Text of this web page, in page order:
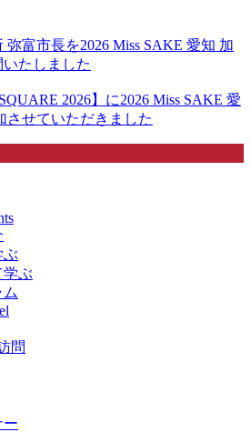
富市長を2026 Miss SAKE 愛知 加
たしました
2026】に2026 Miss SAKE 愛
させていただきました
ぶ
学ぶ
問
ー